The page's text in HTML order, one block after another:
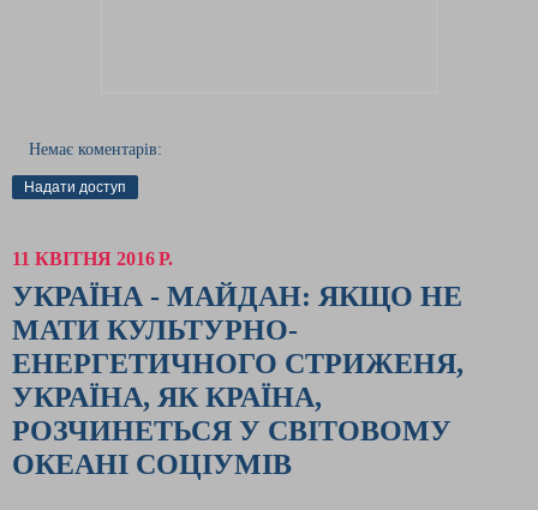
Немає коментарів:
Надати доступ
11 КВІТНЯ 2016 Р.
УКРАЇНА - МАЙДАН: ЯКЩО НЕ
МАТИ КУЛЬТУРНО-
ЕНЕРГЕТИЧНОГО СТРИЖЕНЯ,
УКРАЇНА, ЯК КРАЇНА,
РОЗЧИНЕТЬСЯ У СВІТОВОМУ
ОКЕАНІ СОЦІУМІВ